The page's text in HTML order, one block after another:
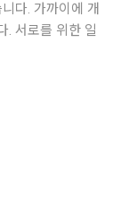
다. 가까이에 개
. 서로를 위한 일